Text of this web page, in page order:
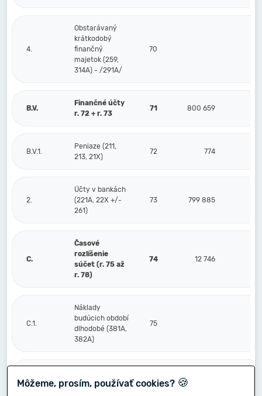
4.
Obstarávaný
krátkodobý
finančný
majetok (259,
314A) - /291A/
70
B.V.
Finančné účty
r. 72 + r. 73
71 800 659
B.V.1.
Peniaze (211,
213, 21X)
72 774
2.
Účty v bankách
(221A, 22X +/-
261)
73 799 885
C.
Časové
rozlíšenie
súčet (r. 75 až
r. 78)
74 12 746
C.1.
Náklady
budúcich období
dlhodobé (381A,
382A)
75
2.
budúcich období
76
Môžeme, prosím, používať cookies? 🍪